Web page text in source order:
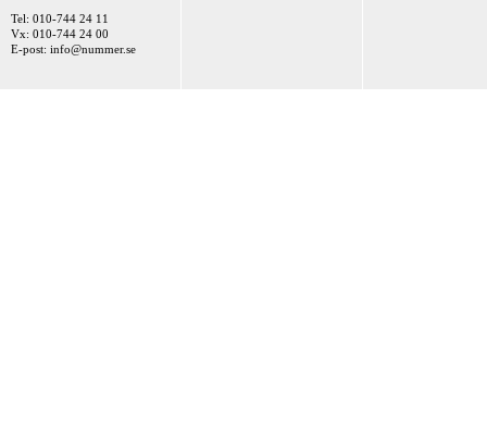
Tel: 010-744 24 11
Vx: 010-744 24 00
E-post: info@nummer.se